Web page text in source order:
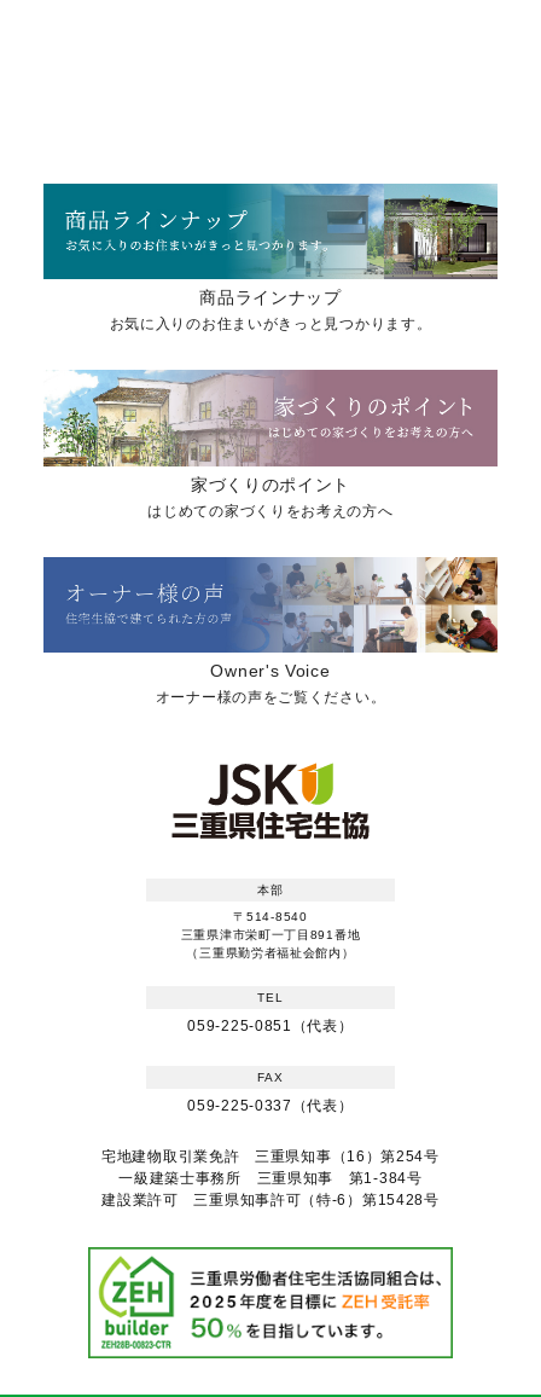
商品ラインナップ
お気に入りのお住まいがきっと見つかります。
家づくりのポイント
はじめての家づくりをお考えの方へ
Owner's Voice
オーナー様の声をご覧ください。
本部
〒514-8540
三重県津市栄町一丁目891番地
（三重県勤労者福祉会館内）
TEL
059-225-0851（代表）
FAX
059-225-0337（代表）
宅地建物取引業免許 三重県知事（16）第254号
一級建築士事務所 三重県知事 第1-384号
建設業許可 三重県知事許可（特-6）第15428号